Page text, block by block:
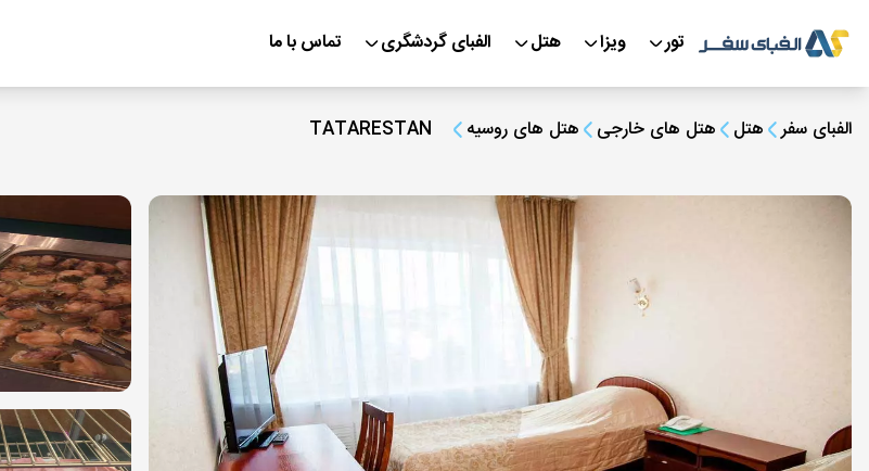
تور ویزا هتل الفبای گردشگری تماس با ما
الفبای سفر هتل هتل های خارجی هتل های روسیه TATARESTAN